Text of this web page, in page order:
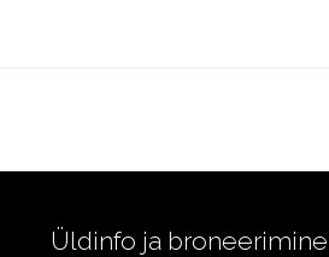
Üldinfo ja broneerimine